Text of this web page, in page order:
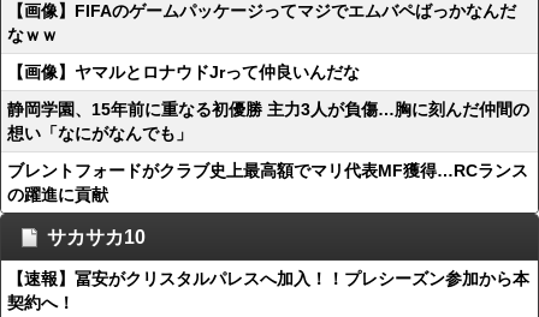
【画像】FIFAのゲームパッケージってマジでエムバペばっかなんだ
なｗｗ
【画像】ヤマルとロナウドJrって仲良いんだな
静岡学園、15年前に重なる初優勝 主力3人が負傷…胸に刻んだ仲間の
想い「なにがなんでも」
ブレントフォードがクラブ史上最高額でマリ代表MF獲得…RCランス
の躍進に貢献
サカサカ10
【速報】冨安がクリスタルパレスへ加入！！プレシーズン参加から本
契約へ！